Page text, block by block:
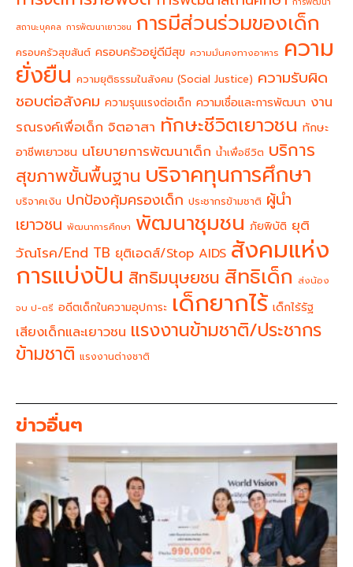
สถานะบุคคล การพัฒนาเยาวชน การมีส่วนร่วมของเด็ก
ครอบครัวสุขสันต์ ครอบครัวอยู่ดีมีสุข ความมั่นคงทางอาหาร ความ
ยั่งยืน ความยุติธรรมในสังคม (Social Justice) ความรับผิด
ชอบต่อสังคม ความรุนแรงต่อเด็ก ความเชื่อและการพัฒนา งาน
รณรงค์เพื่อเด็ก จิตอาสา ทักษะชีวิตเยาวชน ทักษะ
อาชีพเยาวชน นโยบายการพัฒนาเด็ก น้ำเพื่อชีวิต บริการ
สุขภาพขั้นพื้นฐาน บริจาคทุนการศึกษา
บริจาคเงิน ปกป้องคุ้มครองเด็ก ประชากรข้ามชาติ ผู้นำ
เยาวชน พัฒนาการศึกษา พัฒนาชุมชน ภัยพิบัติ ยุติ
วัณโรค/End TB ยุติเอดส์/Stop AIDS สังคมแห่ง
การแบ่งปัน สิทธิมนุษยชน สิทธิเด็ก ส่งน้อง
จบ ป-ตรี อดีตเด็กในความอุปการะ เด็กยากไร้ เด็กไร้รัฐ
เสียงเด็กและเยาวชน แรงงานข้ามชาติ/ประชากร
ข้ามชาติ แรงงานต่างชาติ
ข่าวอื่นๆ